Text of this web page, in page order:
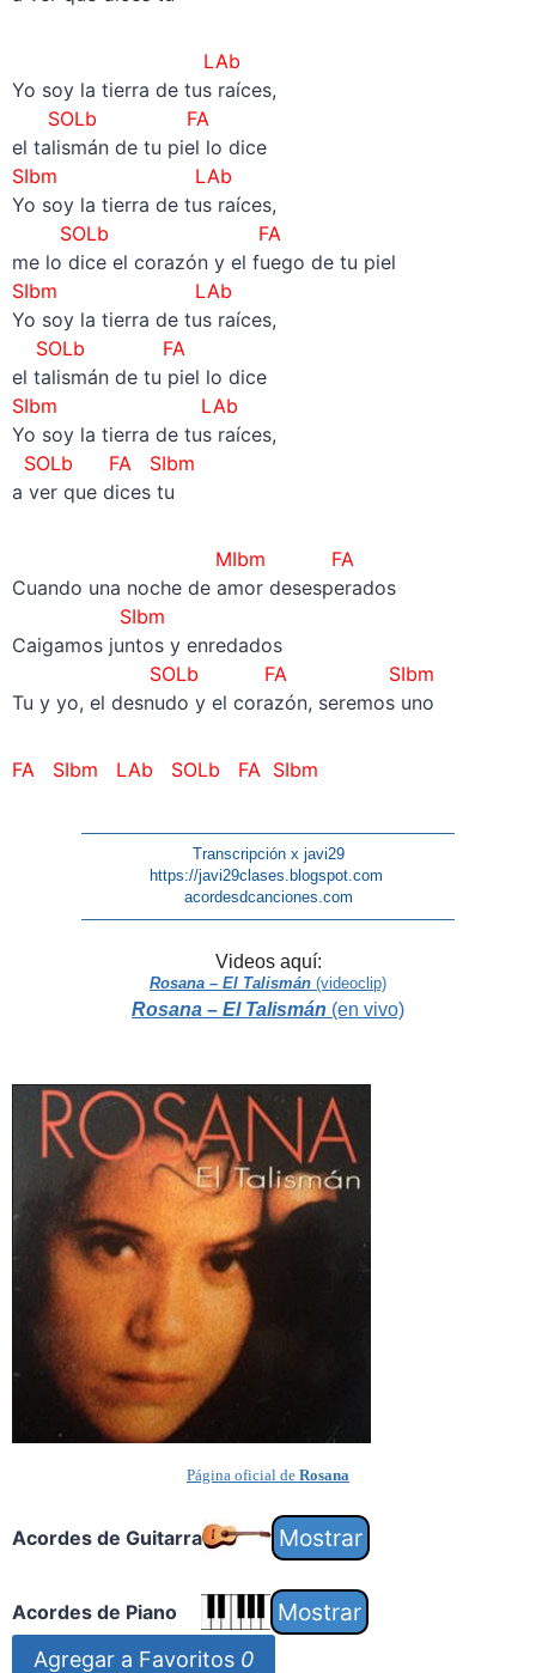
LAb
Yo soy la tierra de tus raíces,
SOLb FA
el talismán de tu piel lo dice
SIbm
LAb
Yo soy la tierra de tus raíces,
SOLb FA
me lo dice el corazón y el fuego de tu piel
SIbm
LAb
Yo soy la tierra de tus raíces,
SOLb FA
el talismán de tu piel lo dice
SIbm
LAb
Yo soy la tierra de tus raíces,
SOLb FA
SIbm
a ver que dices tu
MIbm FA
Cuando una noche de amor desesperados
SIbm
Caigamos juntos y enredados
SOLb FA
SIbm
Tu y yo, el desnudo y el corazón, seremos uno
FA SIbm LAb SOLb FA SIbm
————————————————————————
Transcripción x javi29
https://javi29clases.blogspot.com
acordesdcanciones.com
————————————————————————
Videos aquí:
Rosana – El Talismán (videoclip)
Rosana – El Talismán (en vivo)
Página oficial de Rosana
Acordes de Guitarra
Acordes de Piano
Agregar a Favoritos 0